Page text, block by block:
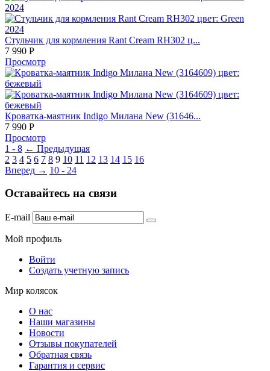
Стульчик для кормления Rant Cream RH302 ц...
7 990 Р
Просмотр
Кроватка-маятник Indigo Милана New (31646...
7 990 Р
Просмотр
1 - 8 ← Предыдущая
2 3 4 5 6 7 8 9 10 11 12 13 14 15 16
Вперед → 10 - 24
Оставайтесь на связи
E-mail
Мой профиль
Войти
Создать учетную запись
Мир колясок
О нас
Наши магазины
Новости
Отзывы покупателей
Обратная связь
Гарантия и сервис